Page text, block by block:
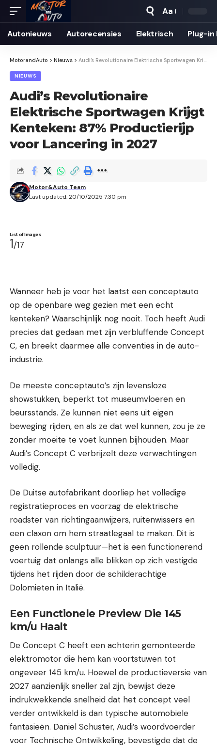
Aa
Autonieuws Auto­recensies Elektrisch Plug-in
MotorandAuto > Nieuws > Audi’s Revolutionaire Elektrische Sportwagen Krijgt Kenteken: 87% Productierijp voor Lancering in 2027
NIEUWS
Audi’s Revolutionaire
Elektrische Sportwagen Krijgt
Kenteken: 87% Productierijp
voor Lancering in 2027
Last updated: 20/10/2025 7:30 pm
Motor&Auto Team
List of Images
1/17
Wanneer heb je voor het laatst een conceptauto
op de openbare weg gezien met een echt
kenteken? Waarschijnlijk nog nooit. Toch heeft Audi
precies dat gedaan met zijn verbluffende Concept
C, en breekt daarmee alle conventies in de auto-
industrie.
De meeste conceptauto’s zijn levensloze
showstukken, beperkt tot museumvloeren en
beursstands. Ze kunnen niet eens uit eigen
beweging rijden, en als ze dat wel kunnen, zou je ze
zonder moeite te voet kunnen bijhouden. Maar
Audi’s Concept C verbrijzelt deze verwachtingen
volledig.
De Duitse autofabrikant doorliep het volledige
registratieproces en voorzag de elektrische
roadster van richtingaanwijzers, ruitenwissers en
een claxon om hem straatlegaal te maken. Dit is
geen rollende sculptuur—het is een functionerend
voertuig dat onlangs alle blikken op zich vestigde
tijdens het rijden door de schilderachtige
Dolomieten in Italië.
Een Functionele Preview Die 145
km/u Haalt
De Concept C heeft een achterin gemonteerde
elektromotor die hem kan voortstuwen tot
ongeveer 145 km/u. Hoewel de productieversie van
2027 aanzienlijk sneller zal zijn, bewijst deze
indrukwekkende snelheid dat het concept veel
verder ontwikkeld is dan typische automobiele
fantasieën. Daniel Schuster, Audi’s woordvoerder
voor Technische Ontwikkeling, bevestigde dat de